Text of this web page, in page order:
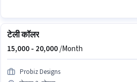
टेली कॉलर
15,000 - 20,000/Month
Probiz Designs